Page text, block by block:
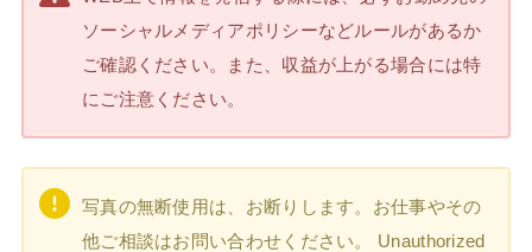
ソーシャルメディアポリシーなどルールがあるか
ご確認ください。また、収益が上がる場合には特
にご注意ください。
写真の無断使用は、お断りします。お仕事やその
他ご相談はお問い合わせください。 Unauthorized